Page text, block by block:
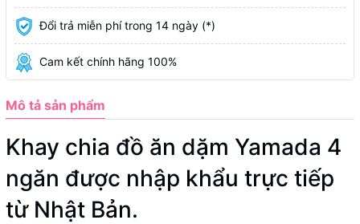
Đổi trả miễn phí trong 14 ngày (*)
Cam kết chính hãng 100%
Mô tả sản phẩm
Khay chia đồ ăn dặm Yamada 4
ngăn được nhập khẩu trực tiếp
từ Nhật Bản.